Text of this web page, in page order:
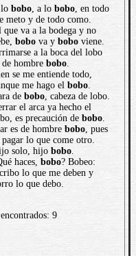
bobo, a lo bobo, en todo
meto y de todo como.
que va a la bodega y no
bobo va y bobo viene.
a la boca del lobo
de hombre bobo.
se me entiende todo,
me hago el bobo.
de bobo, cabeza de lobo.
el arca ya hecho el
es precaución de bobo.
es de hombre bobo, pues
pagar lo que come otro.
solo, hijo bobo.
haces, bobo? Bobeo:
lo que me deben y
lo que debo.
9